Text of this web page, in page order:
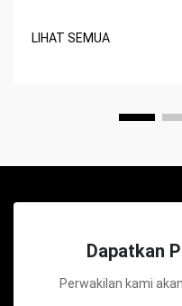
LIHAT SEMUA
Dapatkan
Perwakilan kami